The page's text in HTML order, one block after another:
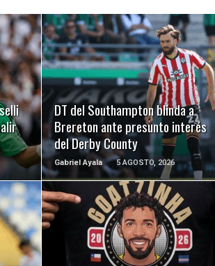
DT del Southampton blinda a
Brereton ante presunto interés
del Derby County
Gabriel Ayala 5 AGOSTO, 2026
LEER MÁS
LEER MÁS